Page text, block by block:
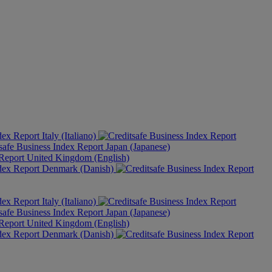
Italy (Italiano)
Japan (Japanese)
United Kingdom (English)
Denmark (Danish)
Italy (Italiano)
Japan (Japanese)
United Kingdom (English)
Denmark (Danish)